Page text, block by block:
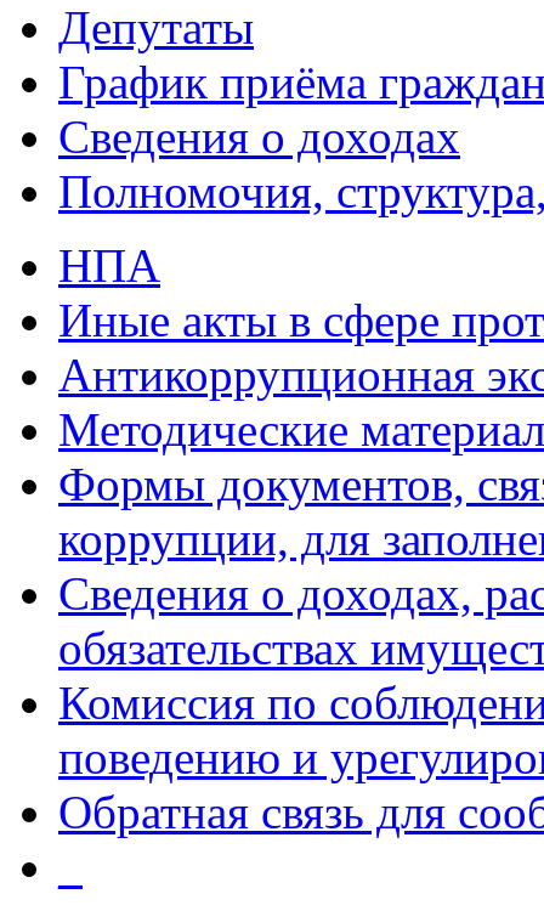
Депутаты
График приёма
Сведения о доходах
Полномочия,
НПА
Иные акты в сфере
Антикоррупционная
Методические
Формы документов,
коррупции, для
Сведения о доходах,
обязательствах
Комиссия по
поведению и
Обратная связь для